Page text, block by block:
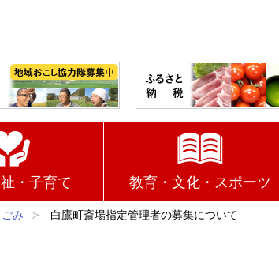
・子育て 教育・文化・スポーツ
み 白鷹町斎場指定管理者の募集について